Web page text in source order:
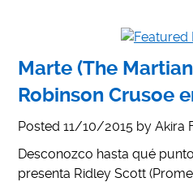
Marte (The
Robinson Crusoe
Posted11/10/2015 byAkira
Desconozco hasta qué
presenta Ridley Scott